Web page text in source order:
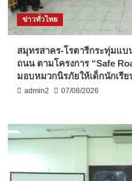
ข่าวทั่วไทย
สมุทรสาคร-โรตารีกระทุ่มแ
ถนน ตามโครงการ “Safe
มอบหมวกนิรภัยให้เด็กนักเรีย
admin2 07/08/2026